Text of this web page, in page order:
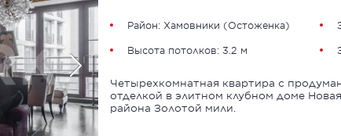
Район: Хамовники (Остоженка)
Высота потолков: 3.2 м
Четырехкомнатная квартира с
отделкой в элитном клубном доме
района Золотой мили.